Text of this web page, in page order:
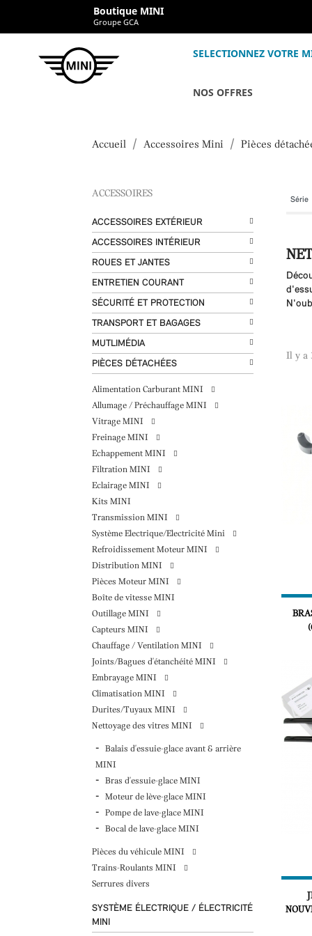
Boutique MINI
Groupe GCA
SELECTIONNEZ VOTRE
NOS OFFRES
Accueil Accessoires Mini Pièces
ACCESSOIRES
ACCESSOIRES EXTÉRIEUR
ACCESSOIRES INTÉRIEUR
ROUES ET JANTES
ENTRETIEN COURANT
SÉCURITÉ ET PROTECTION
TRANSPORT ET BAGAGES
MUTLIMÉDIA
PIÈCES DÉTACHÉES
Alimentation Carburant MINI
Allumage / Préchauffage MINI
Vitrage MINI
Freinage MINI
Echappement MINI
Filtration MINI
Eclairage MINI
Kits MINI
Transmission MINI
Système Electrique/Electricité Mini
Refroidissement Moteur MINI
Distribution MINI
Pièces Moteur MINI
Boîte de vitesse MINI
Outillage MINI
Capteurs MINI
Chauffage / Ventilation MINI
Joints/Bagues d'étanchéité MINI
Embrayage MINI
Climatisation MINI
Durites/Tuyaux MINI
Nettoyage des vitres MINI
Balais d'essuie-glace avant & arrière
MINI
Bras d'essuie-glace MINI
Moteur de lève-glace MINI
Pompe de lave-glace MINI
Bocal de lave-glace MINI
Pièces du véhicule MINI
Trains-Roulants MINI
Serrures divers
SYSTÈME ÉLECTRIQUE / ÉLECTRICITÉ
MINI
Il y a